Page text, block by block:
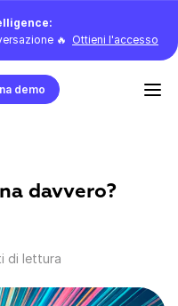
🔥 Ottieni l'accesso
demo
davvero?
di lettura